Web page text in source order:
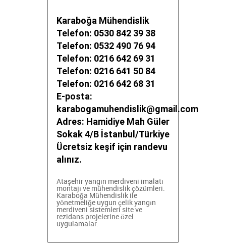
Karaboğa Mühendislik
Telefon: 0530 842 39 38
Telefon: 0532 490 76 94
Telefon: 0216 642 69 31
Telefon: 0216 641 50 84
Telefon: 0216 642 68 31
E-posta:
karabogamuhendislik@gmail.com
Adres: Hamidiye Mah Güler
Sokak 4/B İstanbul/Türkiye
Ücretsiz keşif için randevu
alınız.
Ataşehir yangın merdiveni imalatı
montajı ve mühendislik çözümleri.
Karaboğa Mühendislik ile
yönetmeliğe uygun çelik yangın
merdiveni sistemleri site ve
rezidans projelerine özel
uygulamalar.